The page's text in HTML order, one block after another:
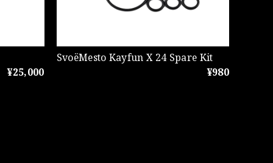
¥25,000
SvoëMesto Kayfun X 24 Spare Kit
¥980